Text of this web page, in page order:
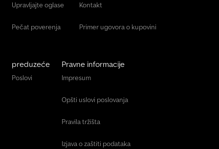
Upravljajte oglase
Pečat poverenja
Kontakt
Primer ugovora o kupovini
preduzeće
Poslovi
Pravne informacije
Impresum
Opšti uslovi poslovanja
Pravila tržišta
Izjava o zaštiti podataka